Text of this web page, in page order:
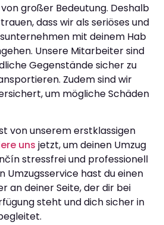
großer Bedeutung. Deshalb
dass wir als seriöses und
mit deinem Hab
Unsere Mitarbeiter sind
Gegenstände sicher zu
Zudem sind wir
um mögliche Schäden
von unserem erstklassigen
uns jetzt, um deinen Umzug
stressfrei und professionell
Umzugsservice hast du einen
an deiner Seite, der dir bei
steht und dich sicher in